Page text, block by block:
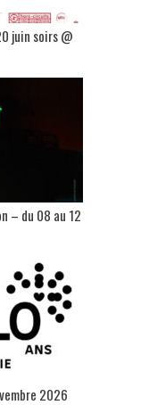
juin soirs @
– du 08 au 12
2026